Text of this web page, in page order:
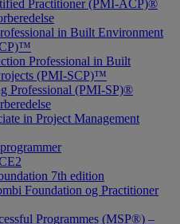
Practitioner (PMI-ACP)®
in Built Environment
Professional in Built
(PMI-SCP)™
Professional (PMI-SP)®
in Project Management
7th edition
Foundation og Practitioner
Programmes (MSP®) –